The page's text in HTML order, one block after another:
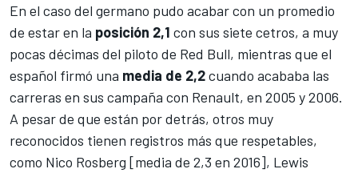
En el caso del germano pudo acabar con un promedio
de estar en la posición 2,1 con sus siete cetros, a muy
pocas décimas del piloto de Red Bull, mientras que el
español firmó una media de 2,2cuando acababa las
carreras en sus campaña con Renault, en 2005 y 2006.
A pesar de que están por detrás, otros muy
reconocidos tienen registros más que respetables,
como Nico Rosberg [media de 2,3 en 2016], Lewis